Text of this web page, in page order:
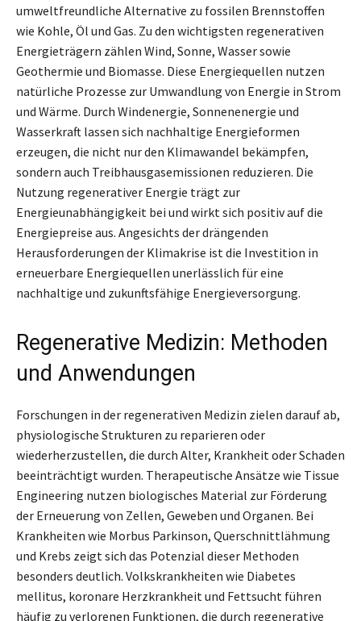
umweltfreundliche Alternative zu fossilen Brennstoffen
wie Kohle, Öl und Gas. Zu den wichtigsten regenerativen
Energieträgern zählen Wind, Sonne, Wasser sowie
Geothermie und Biomasse. Diese Energiequellen nutzen
natürliche Prozesse zur Umwandlung von Energie in Strom
und Wärme. Durch Windenergie, Sonnenenergie und
Wasserkraft lassen sich nachhaltige Energieformen
erzeugen, die nicht nur den Klimawandel bekämpfen,
sondern auch Treibhausgasemissionen reduzieren. Die
Nutzung regenerativer Energie trägt zur
Energieunabhängigkeit bei und wirkt sich positiv auf die
Energiepreise aus. Angesichts der drängenden
Herausforderungen der Klimakrise ist die Investition in
erneuerbare Energiequellen unerlässlich für eine
nachhaltige und zukunftsfähige Energieversorgung.
Regenerative Medizin: Methoden
und Anwendungen
Forschungen in der regenerativen Medizin zielen darauf ab,
physiologische Strukturen zu reparieren oder
wiederherzustellen, die durch Alter, Krankheit oder Schaden
beeinträchtigt wurden. Therapeutische Ansätze wie Tissue
Engineering nutzen biologisches Material zur Förderung
der Erneuerung von Zellen, Geweben und Organen. Bei
Krankheiten wie Morbus Parkinson, Querschnittlähmung
und Krebs zeigt sich das Potenzial dieser Methoden
besonders deutlich. Volkskrankheiten wie Diabetes
mellitus, koronare Herzkrankheit und Fettsucht führen
häufig zu verlorenen Funktionen, die durch regenerative